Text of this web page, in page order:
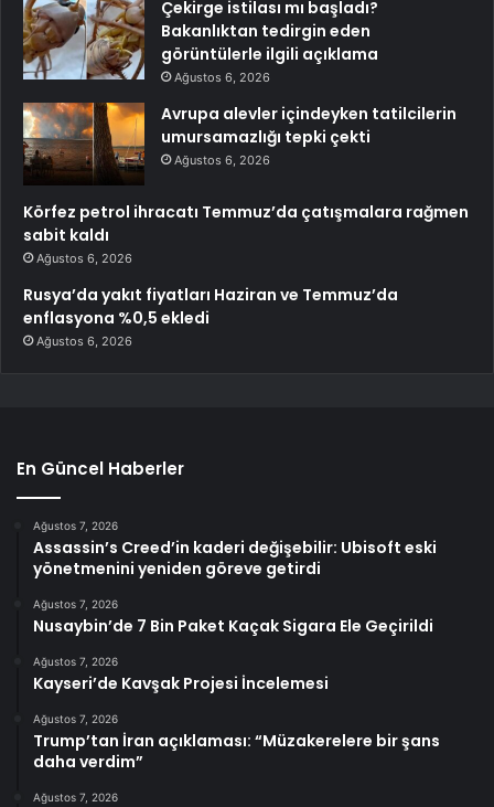
Çekirge istilası mı başladı?
Bakanlıktan tedirgin eden
görüntülerle ilgili açıklama
Ağustos 6, 2026
Avrupa alevler içindeyken tatilcilerin
umursamazlığı tepki çekti
Ağustos 6, 2026
Körfez petrol ihracatı Temmuz’da çatışmalara rağmen
sabit kaldı
Ağustos 6, 2026
Rusya’da yakıt fiyatları Haziran ve Temmuz’da
enflasyona %0,5 ekledi
Ağustos 6, 2026
En Güncel Haberler
Ağustos 7, 2026
Assassin’s Creed’in kaderi değişebilir: Ubisoft eski
yönetmenini yeniden göreve getirdi
Ağustos 7, 2026
Nusaybin’de 7 Bin Paket Kaçak Sigara Ele Geçirildi
Ağustos 7, 2026
Kayseri’de Kavşak Projesi İncelemesi
Ağustos 7, 2026
Trump’tan İran açıklaması: “Müzakerelere bir şans
daha verdim”
Ağustos 7, 2026